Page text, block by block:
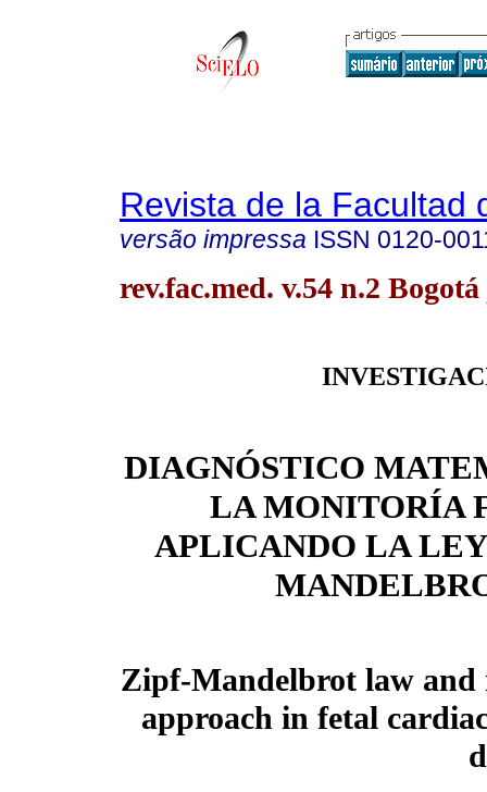
Revista de la Facultad
versão impressa ISSN 0120-
rev.fac.med. v.54 n.2
DIAGNÓSTICO
LA MONITORÍA
APLICANDO LA
Zipf-Mandelbrot law and
approach in fetal